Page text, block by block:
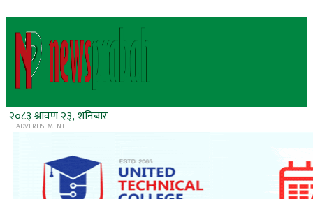
२०८३ श्रावण २३, शनिबार
- ADVERTISEMENT -